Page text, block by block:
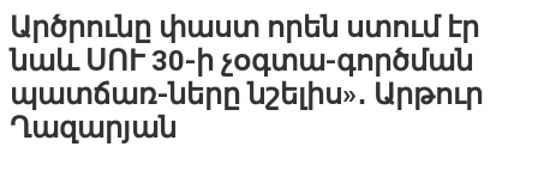
Արծրունը փաստ որեն ստում էր
նաև ՍՈՒ 30-ի չօգտա-գործման
պատճառ-ները նշելիս»․ Արթուր
Ղազարյան